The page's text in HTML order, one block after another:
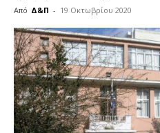
Από Δ&Π - 19 Οκτωβρίου 2020
blonde
lesbians
very
hot
cam
show.desi
xxx